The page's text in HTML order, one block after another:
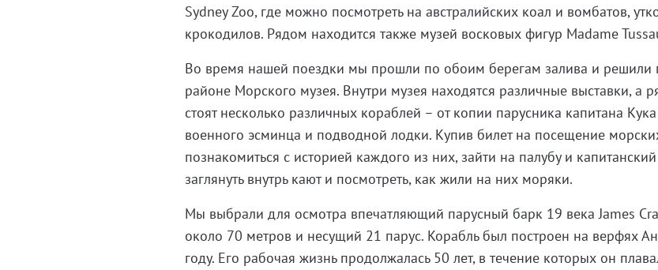
Sydney Zoo, где можно посмотреть на австралийских коал и вомбатов,
крокодилов. Рядом находится также музей восковых фигур Madame
Во время нашей поездки мы прошли по обоим берегам залива и решили
районе Морского музея. Внутри музея находятся различные выставки, а
стоят несколько различных кораблей – от копии парусника капитана
военного эсминца и подводной лодки. Купив билет на посещение
познакомиться с историей каждого из них, зайти на палубу и
заглянуть внутрь кают и посмотреть, как жили на них моряки.
Мы выбрали для осмотра впечатляющий парусный барк 19 века James
около 70 метров и несущий 21 парус. Корабль был построен на верфях
году. Его рабочая жизнь продолжалась 50 лет, в течение которых он